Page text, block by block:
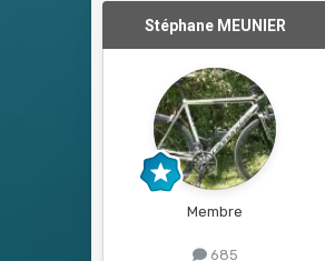
Stéphane MEUNIER
Membre
685